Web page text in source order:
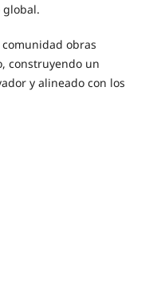
global.
obras
construyendo un
y alineado con los